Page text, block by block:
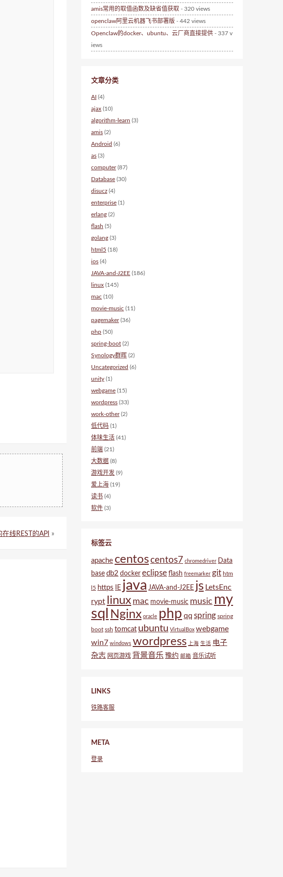
线REST的API »
amis常用的取值函数及缺省值获取 - 320 views
openclaw阿里云机器飞书部署版 - 442 views
Openclaw的docker、ubuntu、云厂商直接提供 - 337 v
iews
文章分类
AI (4)
ajax (10)
algorithm-learn (3)
amis (2)
Android (6)
as (3)
computer(87)
Database (30)
disucz (4)
enterprise (1)
erlang (2)
flash (5)
golang (3)
html5 (18)
ios (4)
JAVA-and-J2EE (186)
linux (145)
mac (10)
movie-music (11)
pagemaker(36)
php (50)
spring-boot (2)
Synology群晖 (2)
Uncategorized (6)
unity (1)
webgame (15)
wordpress (33)
work-other(2)
低代码 (1)
体味生活 (41)
前端 (21)
大数据 (8)
游戏开发 (9)
爱上海 (19)
读书 (4)
软件 (3)
标签云
apache centoscentos7 chromedriver Data
base db2 docker eclipse flash freemarker git htm
l5 https IE java JAVA-and-J2EE js LetsEnc
rypt
linux mac movie-music music my
sql Nginx oracle php qq spring spring
boot ssh tomcat ubuntu VirtualBox webgame
win7 windows wordpress 上海 生活 电子
杂志 网页游戏 背景音乐 豫约 邮箱 音乐试听
LINKS
铁路客服
META
登录